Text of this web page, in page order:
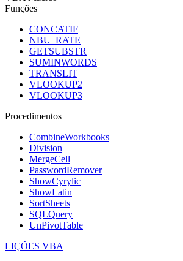
Funções
CONCATIF
NBU_RATE
GETSUBSTR
SUMINWORDS
TRANSLIT
VLOOKUP2
VLOOKUP3
Procedimentos
CombineWorkbooks
Division
MergeCell
PasswordRemover
ShowCyrylic
ShowLatin
SortSheets
SQLQuery
UnPivotTable
LIÇÕES VBA